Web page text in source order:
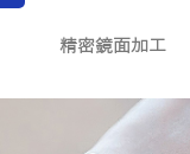
精密鏡面加工